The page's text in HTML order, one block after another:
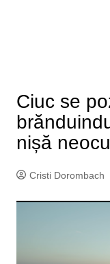
Ciuc se
nișă
Cristi Dorombach